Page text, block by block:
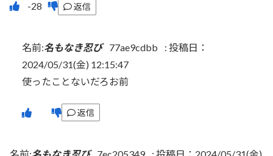
返信
名前:名もなき忍び 77ae9cdbb : 投稿日：
2024/05/31(金) 12:15:47
使ったことないだろお前
返信
名前:名もなき忍び 7ec205349 : 投稿日：2024/05/31(金)